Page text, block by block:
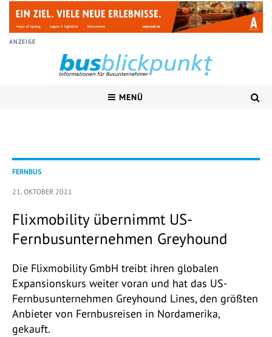
ANZEIGE
MENÜ
FERNBUS
21. OKTOBER 2021
Flixmobility übernimmt US-
Fernbusunternehmen Greyhound
Die Flixmobility GmbH treibt ihren globalen
Expansionskurs weiter voran und hat das US-
Fernbusunternehmen Greyhound Lines, den größten
Anbieter von Fernbusreisen in Nordamerika,
gekauft.